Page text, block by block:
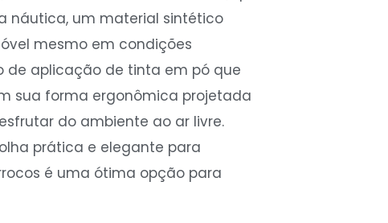
náutica, um material sintético
mesmo em condições
de aplicação de tinta em pó que
sua forma ergonômica projetada
do ambiente ao ar livre.
prática e elegante para
é uma ótima opção para